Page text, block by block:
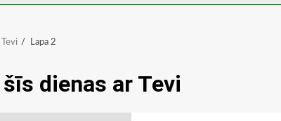
Lapa 2
dienas ar Tevi